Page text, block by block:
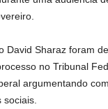
David Sharaz foram
no Tribunal
argumentando